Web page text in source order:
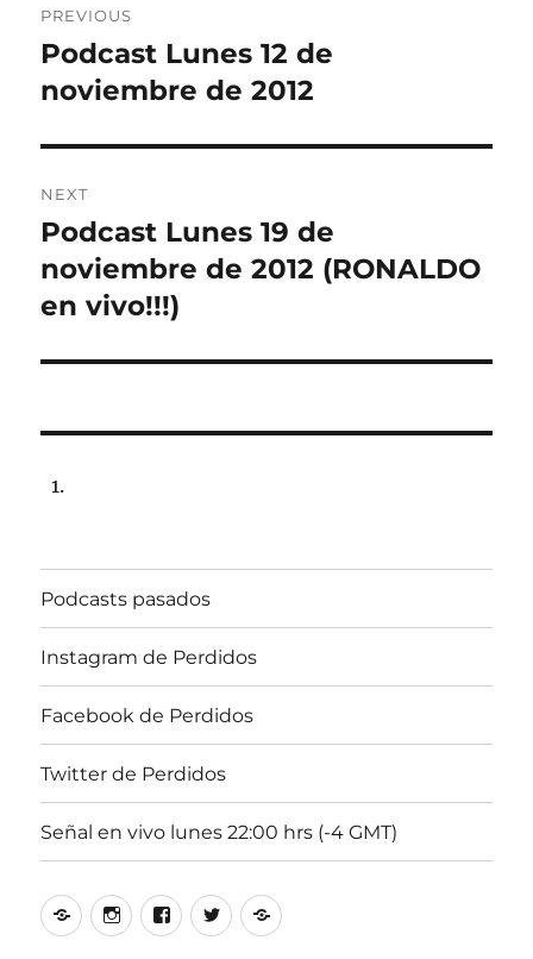
navigation
PREVIOUS
Previous
post:
Podcast Lunes 12 de
noviembre de 2012
NEXT
Next
post:
Podcast Lunes 19 de
noviembre de 2012 (RONALDO
en vivo!!!)
Podcasts pasados
Instagram de Perdidos
Facebook de Perdidos
Twitter de Perdidos
Señal en vivo lunes 22:00 hrs (-4 GMT)
PodcastsInstagram
Facebook
TwitterSeñal